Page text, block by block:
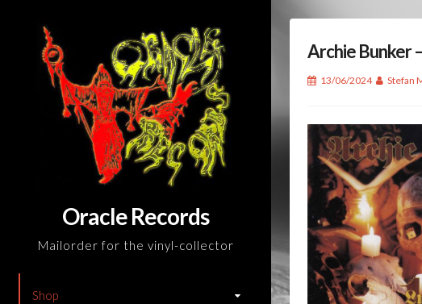
content
Oracle Records
Mailorder for the vinyl-collector
Shop
Archie Bunker
13/06/2024 Stefan